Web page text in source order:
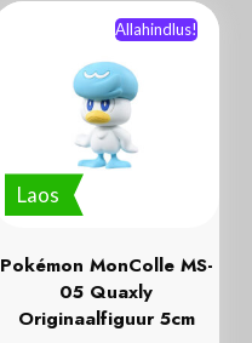
Laos
Allahindlus!
Pokémon MonColle MS-
05 Quaxly
Originaalfiguur 5cm